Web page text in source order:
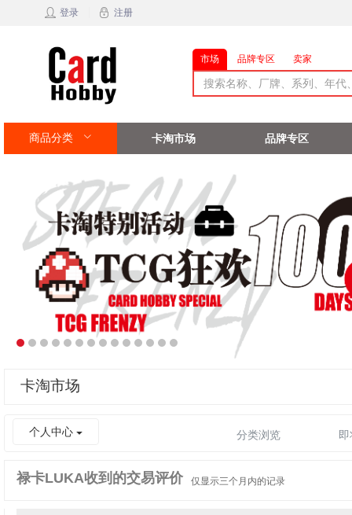
登录 注册
市场 品牌专区 卖家
商品分类 卡淘市场 品牌专区
卡淘市场
个人中心 分类浏览
禄卡LUKA收到的交易评价 仅显示三个月内的记录